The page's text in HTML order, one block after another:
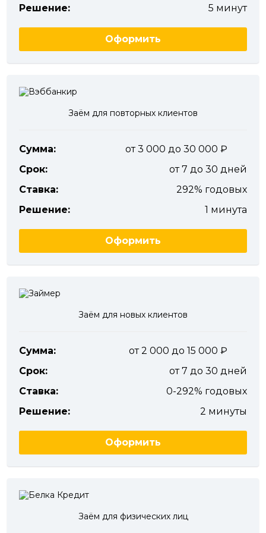
Решение: 5 минут
Оформить
Заём для повторных клиентов
Сумма:
от 3 000 до 30 000
Срок:
от 7 до 30 дней
Ставка:
292% годовых
Решение:
1 минута
Оформить
Заём для новых клиентов
Сумма:
от 2 000 до 15 000
Срок:
от 7 до 30 дней
Ставка:
0-292% годовых
Решение:
2 минуты
Оформить
Заём для физических лиц